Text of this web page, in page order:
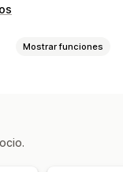
Mostrar funciones